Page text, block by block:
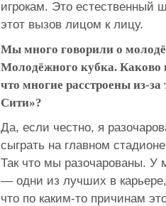
игрокам. Это естественный
этот вызов лицом к лицу.
Мы много говорили о
Молодёжного кубка. Каково
что многие расстроены из-
Сити»?
Да, если честно, я
сыграть на главном
Так что мы разочарованы. У
— одни из лучших в
что по каким-то причинам